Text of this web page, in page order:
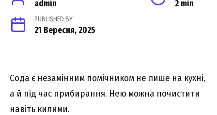
admin 2 min
PUBLISHED BY
21 Вересня, 2025
Сода є незамінним помічником не лише на кухні,
а й під час прибирання. Нею можна почистити
навіть килими.